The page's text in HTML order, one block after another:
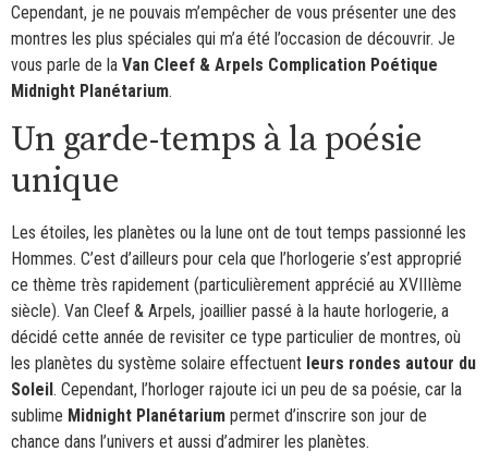
Cependant, je ne pouvais m’empêcher de vous présenter une des
montres les plus spéciales qui m’a été l’occasion de découvrir. Je
vous parle de la Van Cleef & Arpels Complication Poétique
Midnight Planétarium.
Un garde-temps à la poésie
unique
Les étoiles, les planètes ou la lune ont de tout temps passionné les
Hommes. C’est d’ailleurs pour cela que l’horlogerie s’est approprié
ce thème très rapidement (particulièrement apprécié au XVIIIème
siècle). Van Cleef & Arpels, joaillier passé à la haute horlogerie, a
décidé cette année de revisiter ce type particulier de montres, où
les planètes du système solaire effectuent leurs rondes autour du
Soleil . Cependant, l’horloger rajoute ici un peu de sa poésie, car la
sublime Midnight Planétarium permet d’inscrire son jour de
chance dans l’univers et aussi d’admirer les planètes.